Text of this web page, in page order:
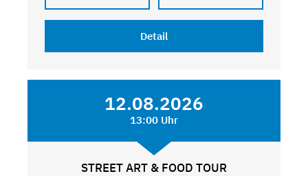
Detail
12.08.2026
13:00 Uhr
STREET ART & FOOD TOUR